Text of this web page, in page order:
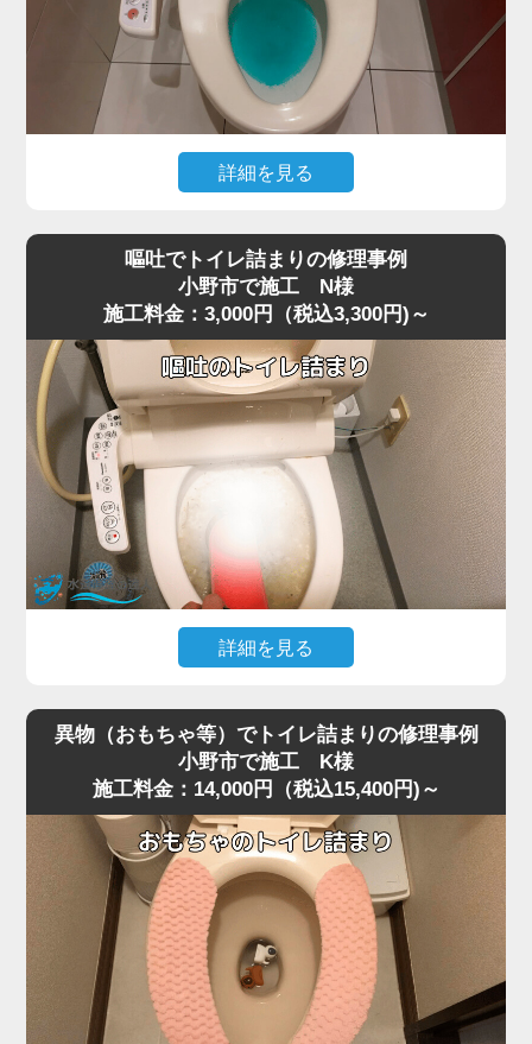
の奥で固まっていることが多く、高圧ポンプのような専門
機材でないと解消が難しいケースが非常に多いです。
特に節水型トイレでは水量が少ないため、少し厚めのシー
トでも奥で丸まって団子状に固まりやすく、家庭用のラバ
ーカップではほとんど動かないケースが多いのが特徴で
今回の現場では、業務用の高圧ポンプを使用し、詰まりの
ある深い位置に圧力を段階的にかけて作業を行いました。
数回加圧すると、固まっていたシートの塊が崩れ、排水路
複数回の流しテストでも異常はなく、通常利用できる状態
お掃除シートは「流せる」と表記されていても、実際には
水に溶けず、トラブルの原因になりやすいため、便器に流
さずにゴミ箱へ捨てることが一番安全です。
詰まりや水位の異常が出た場合は無理に流さず、早めにご
相談いただくことをおすすめします。
詳細を見る
引かなくなりトイレが使えなくなったというご相談があり
現場で状況を確認すると、便器の内部で猫砂が固まり、排
水路を完全に塞いでいる状態でした。
最近は「流せる」と書かれた猫砂も販売されていますが、
実際には水に触れると急激に膨張したり、塊になったりす
るため、排水経路の奥で詰まりやすく、小野市周辺でも同
様のトラブルが増えています。
特に節水型トイレでは水量が少ないため、砂の一部が奥で
固まると、ラバーカップや薬剤ではまったく効果が出ない
ケースが多いのが特徴です。
今回の現場では、表面的な処置では改善が見込めないた
め、便器を一度取り外して内部の閉塞箇所に直接アクセス
する方法を選択しました。
便器を脱着し、排水路の奥を確認すると、大きく膨れた猫
位置で塞いでいました。
固まりを丁寧に除去し、排水管内部も確認したうえで通水
テストを実施すると、問題なく排水が流れる状態に戻りま
した。
作業後、お客様には「流せると書かれている猫砂でも、実
際には詰まりやすい」「トイレに流さずゴミとして処理す
る方が安全」といった再発防止のポイントをお伝えしまし
猫砂の詰まりは便器内部の奥で固まるケースが多く、便器
脱着が必要になる重度詰まりとして非常に多いトラブルで
嘔吐でトイレ詰まりの修理事例
小野市で施工 N様
施工料金：3,000円（税込3,300円)～
詳細を見る
流したところ水位がみるみる上昇し、まったく流れなくな
ったというご相談がありました。
現場に伺って状況を確認すると、便器の奥で胃内容物と食
べカスが固まり、節水型トイレ特有の弱い排水圧では奥へ
流れきらず、S字奥で完全に滞留している状態でした。
こうした嘔吐物の詰まりは表面では見えず、内部の奥深く
で団子状になって固まるため、ラバーカップではほとんど
動かないことが多いです。
今回のケースは小野市の住宅で、排水管の角度が少し急だ
ったことも影響して詰まりが強固になっていました。
改善には業務用の高圧ポンプを使用し、便器内部の閉塞部
異物（おもちゃ等）でトイレ詰まりの修理事例
小野市で施工 K様
施工料金：14,000円（税込15,400円)～